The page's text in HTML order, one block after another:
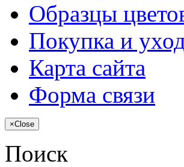
Образцы
Покупка и
Карта сайта
Форма связи
×Close
Поиск